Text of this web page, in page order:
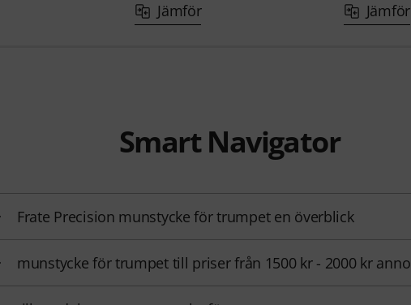
Jämför Jämför
Smart Navigator
Frate Precision munstycke för trumpet en överblick
munstycke för trumpet till priser från 1500 kr - 2000 kr